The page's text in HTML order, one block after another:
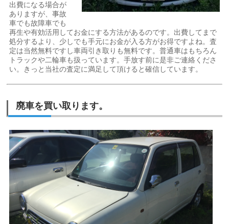
出費になる場合が
ありますが、事故
車でも故障車でも
再生や有効活用してお金にする方法があるのです。出費してまで
処分するより、少しでも手元にお金が入る方がお得ですよね。査
定は当然無料ですし車両引き取りも無料です。普通車はもちろん
トラックや二輪車も扱っています。手放す前に是非ご連絡くださ
い。きっと当社の査定に満足して頂けると確信しています。
廃車を買い取ります。